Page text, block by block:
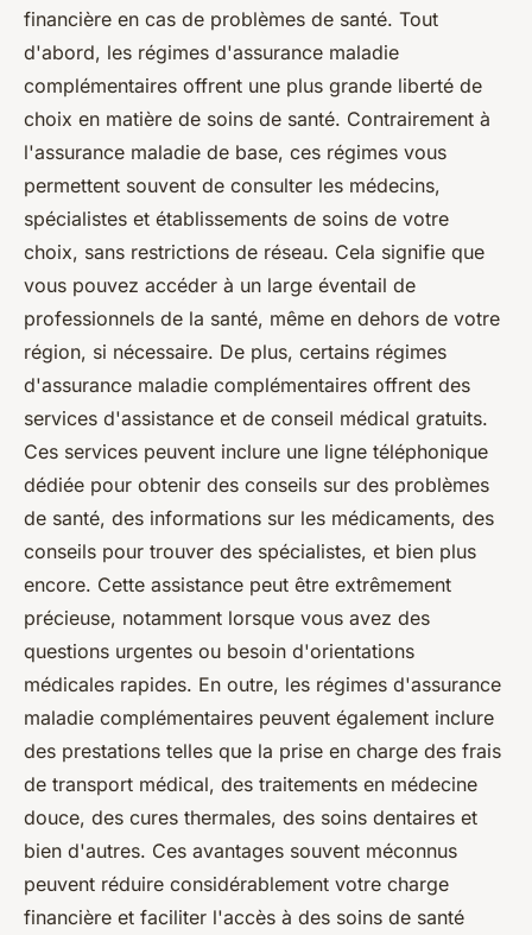
financière en cas de problèmes de santé. Tout
d'abord, les régimes d'assurance maladie
complémentaires offrent une plus grande liberté de
choix en matière de soins de santé. Contrairement à
l'assurance maladie de base, ces régimes vous
permettent souvent de consulter les médecins,
spécialistes et établissements de soins de votre
choix, sans restrictions de réseau. Cela signifie que
vous pouvez accéder à un large éventail de
professionnels de la santé, même en dehors de votre
région, si nécessaire. De plus, certains régimes
d'assurance maladie complémentaires offrent des
services d'assistance et de conseil médical gratuits.
Ces services peuvent inclure une ligne téléphonique
dédiée pour obtenir des conseils sur des problèmes
de santé, des informations sur les médicaments, des
conseils pour trouver des spécialistes, et bien plus
encore. Cette assistance peut être extrêmement
précieuse, notamment lorsque vous avez des
questions urgentes ou besoin d'orientations
médicales rapides. En outre, les régimes d'assurance
maladie complémentaires peuvent également inclure
des prestations telles que la prise en charge des frais
de transport médical, des traitements en médecine
douce, des cures thermales, des soins dentaires et
bien d'autres. Ces avantages souvent méconnus
peuvent réduire considérablement votre charge
financière et faciliter l'accès à des soins de santé